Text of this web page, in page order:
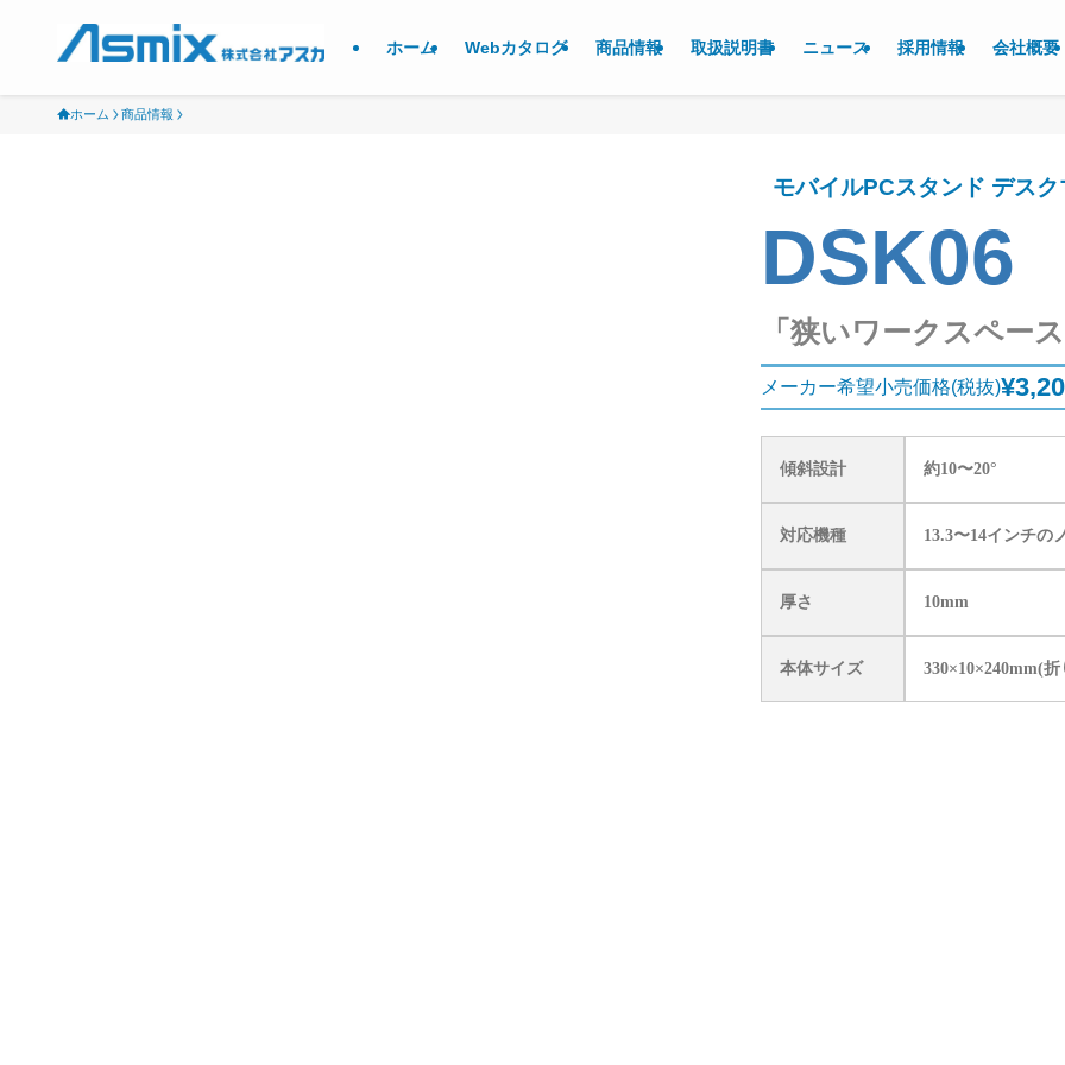
ホーム Webカタログ 商品情報 取扱説明書 ニュース 採用情報 会社概要
ホーム 商品情報
モバイルPCスタンド デスク
DSK06
「狭いワークスペー
メーカー希望小売価格(税抜)
傾斜設計 約10〜20°
対応機種 13.3〜14インチの
厚さ 10mm
本体サイズ 330×10×240mm(